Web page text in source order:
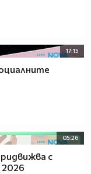
17:15
05:26
с